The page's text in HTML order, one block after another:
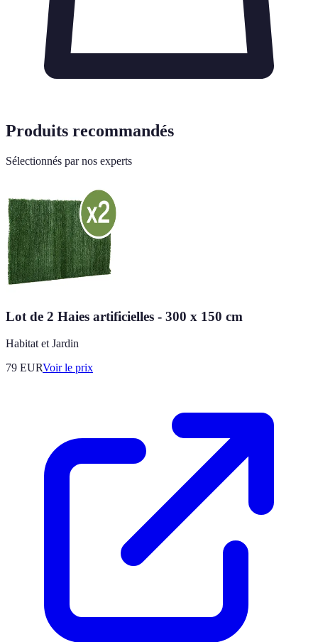
Produits recommandés
Sélectionnés par nos experts
Lot de 2 Haies artificielles - 300 x 150 cm
Habitat et Jardin
79 EURVoir le prix